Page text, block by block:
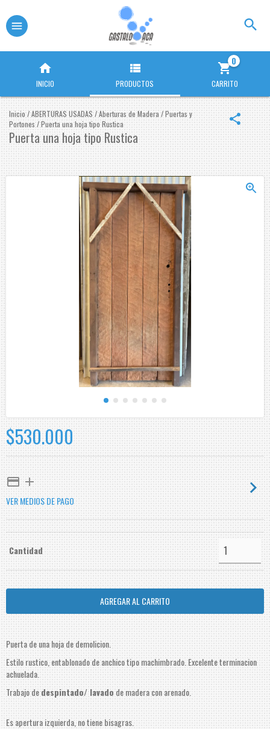
INICIO PRODUCTOS CARRITO
0
Inicio /ABERTURAS USADAS /Aberturas de Madera/Puertas y
Portones /Puerta una hoja tipo Rustica
Puerta una hoja tipo Rustica
$530.000
VER MEDIOS DE PAGO
Cantidad
Puerta de una hoja de demolicion.
Estilo rustico, entablonado de anchico tipo machimbrado. Excelente terminacion
achuelada.
Trabajo dedespintado/ lavado de madera con arenado.
Es apertura izquierda, no tiene bisagras.